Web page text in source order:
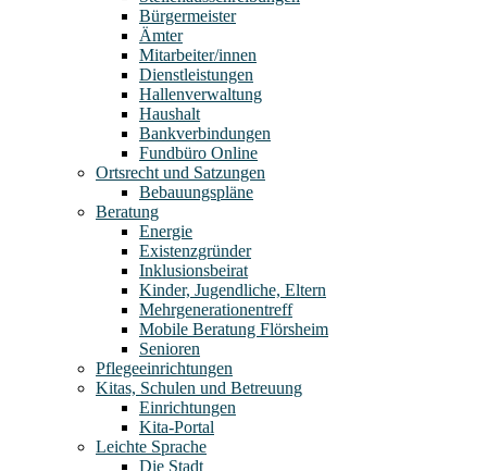
Bürgermeister
Ämter
Mitarbeiter/innen
Dienstleistungen
Hallenverwaltung
Haushalt
Bankverbindungen
Fundbüro Online
Ortsrecht und Satzungen
Bebauungspläne
Beratung
Energie
Existenzgründer
Inklusionsbeirat
Kinder, Jugendliche, Eltern
Mehrgenerationentreff
Mobile Beratung Flörsheim
Senioren
Pflegeeinrichtungen
Kitas, Schulen und Betreuung
Einrichtungen
Kita-Portal
Leichte Sprache
Die Stadt